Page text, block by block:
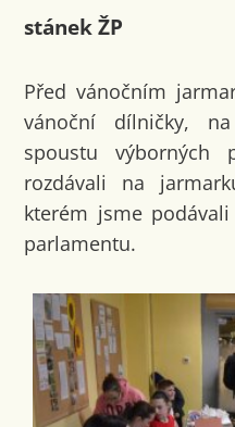
stánek ŽP
Před vánočním
vánoční dílničky,
spoustu výborných
rozdávali na
kterém jsme
parlamentu.